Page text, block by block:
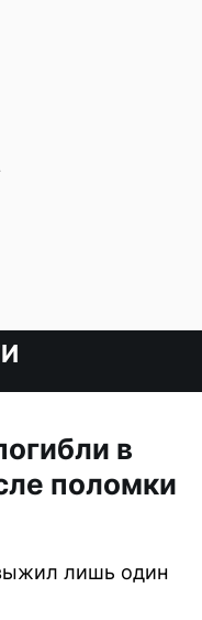
в
поломки
лишь один